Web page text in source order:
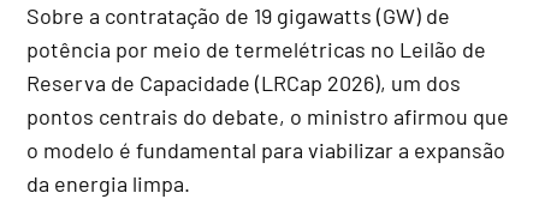
Sobre a contratação de 19 gigawatts (GW) de
potência por meio de termelétricas no Leilão de
Reserva de Capacidade (LRCap 2026), um dos
pontos centrais do debate, o ministro afirmou que
o modelo é fundamental para viabilizar a expansão
da energia limpa.